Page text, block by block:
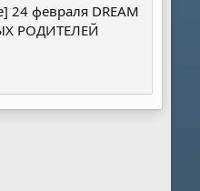
24 февраля DREAM
РОДИТЕЛЕЙ